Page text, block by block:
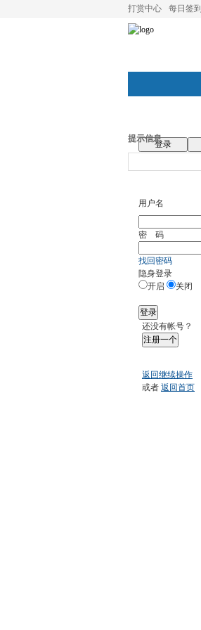
打赏中心 每日签到
论坛首页
登录
提示信息
用户名
密 码
找回密码
隐身登录
开启
关闭
登录
还没有帐号？
注册一个
返回继续操作
或者 返回首页